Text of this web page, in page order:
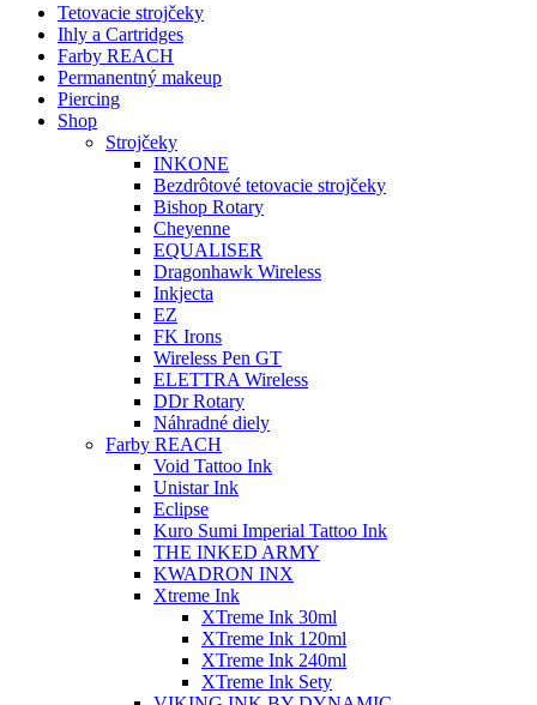
Tetovacie strojčeky
Ihly a Cartridges
Farby REACH
Permanentný makeup
Piercing
Shop
Strojčeky
INKONE
Bezdrôtové tetovacie strojčeky
Bishop Rotary
Cheyenne
EQUALISER
Dragonhawk Wireless
Inkjecta
EZ
FK Irons
Wireless Pen GT
ELETTRA Wireless
DDr Rotary
Náhradné diely
Farby REACH
Void Tattoo Ink
Unistar Ink
Eclipse
Kuro Sumi Imperial Tattoo Ink
THE INKED ARMY
KWADRON INX
Xtreme Ink
XTreme Ink 30ml
XTreme Ink 120ml
XTreme Ink 240ml
XTreme Ink Sety